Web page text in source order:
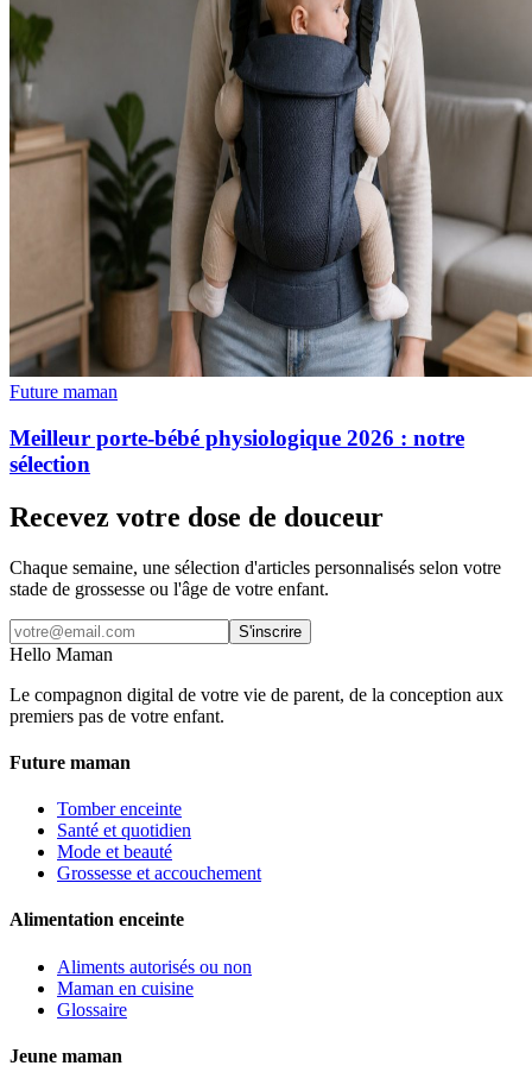
Future maman
Meilleur porte-bébé physiologique 2026 : notre
sélection
Recevez votre dose de douceur
Chaque semaine, une sélection d'articles personnalisés selon votre
stade de grossesse ou l'âge de votre enfant.
S'inscrire
Hello Maman
Le compagnon digital de votre vie de parent, de la conception aux
premiers pas de votre enfant.
Future maman
Tomber enceinte
Santé et quotidien
Mode et beauté
Grossesse et accouchement
Alimentation enceinte
Aliments autorisés ou non
Maman en cuisine
Glossaire
Jeune maman